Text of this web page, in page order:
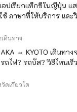
ปเรียกแท็กซี่ในญี่ปุ่น แ
ช้ ภาษาที่ให้บริการ และ
ดินทาง
⇔ KYOTO เดินทา
ถไฟ? รถบัส? วิธีไหนเร็
วัดเกียวโต